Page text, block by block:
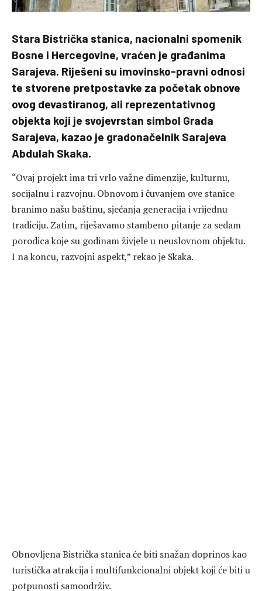
Stara Bistrička stanica, nacionalni spomenik
Bosne i Hercegovine, vraćen je građanima
Sarajeva. Riješeni su imovinsko-pravni odnosi
te stvorene pretpostavke za početak obnove
ovog devastiranog, ali reprezentativnog
objekta koji je svojevrstan simbol Grada
Sarajeva, kazao je gradonačelnik Sarajeva
Abdulah Skaka.
“Ovaj projekt ima tri vrlo važne dimenzije, kulturnu,
socijalnu i razvojnu. Obnovom i čuvanjem ove stanice
branimo našu baštinu, sjećanja generacija i vrijednu
tradiciju. Zatim, riješavamo stambeno pitanje za sedam
porodica koje su godinam živjele u neuslovnom objektu.
I na koncu, razvojni aspekt,” rekao je Skaka.
Obnovljena Bistrička stanica će biti snažan doprinos kao
turistička atrakcija i multifunkcionalni objekt koji će biti u
potpunosti samoodrživ.